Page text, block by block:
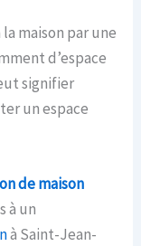
maison par une
d’espace
signifier
un espace
de maison
à un
à Saint-Jean-